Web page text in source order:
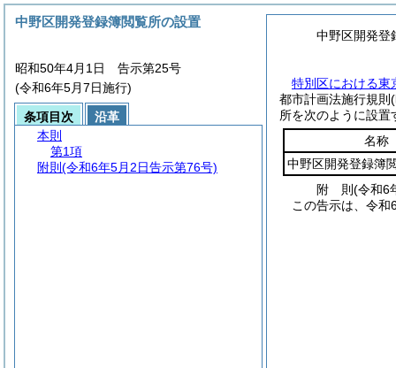
中野区開発登
特別区における東
都市計画法施行規則
所を次のように設置
名称
中野区開発登録簿
附 則(令和6
この告示は、令
中野区開発登録簿閲覧所の設置
昭和50年4月1日 告示第25号
(令和6年5月7日施行)
条項目次
沿革
本則
第1項
附則 (令和6年5月2日告示第76号)